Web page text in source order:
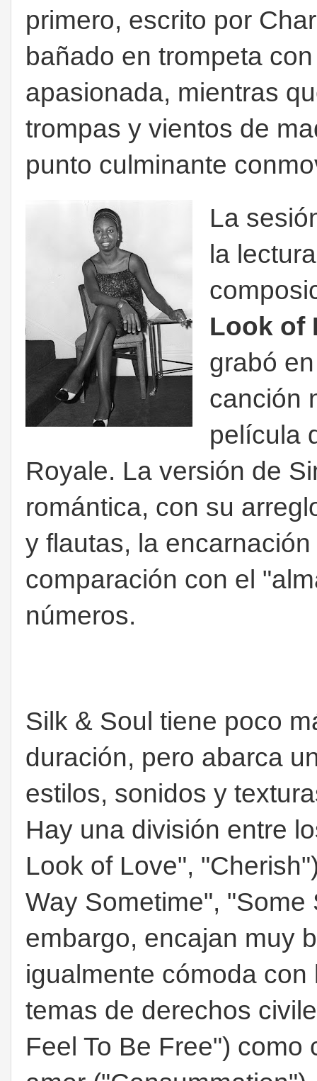
primero, escrito por
bañado en trompeta
apasionada, mientras
trompas y vientos de
punto culminante
La
la
Look of
grabó
canción
película
Royale. La versión de
romántica, con su
y flautas, la
comparación con el
números.
Silk & Soul tiene poco
duración, pero abarca
estilos, sonidos y
Hay una división entre
Look of Love",
Way Sometime",
embargo, encajan muy
igualmente cómoda
temas de derechos
Feel To Be Free")